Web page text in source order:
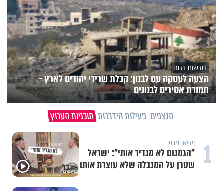
חדשות היום
הצעה לעסקה עם לבנון: קבלת שרידי יהודים לארץ -
תמורת אסירים לבנונים
הנצפים פעילות הידברות תוכניות הערוץ
1 וידיאו מגזין
"הגמגום לא מגדיר אותי": ישראל
שטרן על המגבלה שלא עוצרת אותו